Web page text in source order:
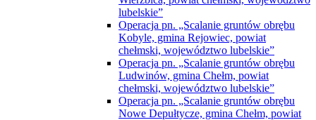
lubelskie”
Operacja pn. „Scalanie gruntów obrębu
Kobyle, gmina Rejowiec, powiat
chełmski, województwo lubelskie”
Operacja pn. „Scalanie gruntów obrębu
Ludwinów, gmina Chełm, powiat
chełmski, województwo lubelskie”
Operacja pn. „Scalanie gruntów obrębu
Nowe Depułtycze, gmina Chełm, powiat